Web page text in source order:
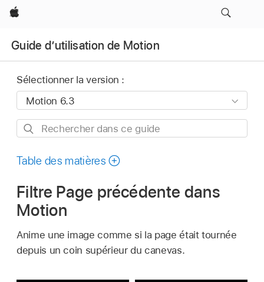
Apple
Guide d’utilisation de Motion
Sélectionner la version :
Rechercher
ce
Table des matières
Filtre Page précédente dans
Motion
Anime une image comme si la page était tournée
depuis un coin supérieur du canevas.